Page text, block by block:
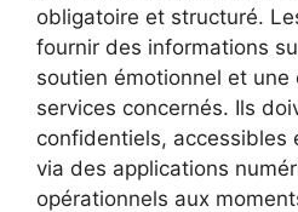
obligatoire et structuré.
fournir des informations
soutien émotionnel et une
services concernés. Ils
confidentiels, accessibles
via des applications
opérationnels aux